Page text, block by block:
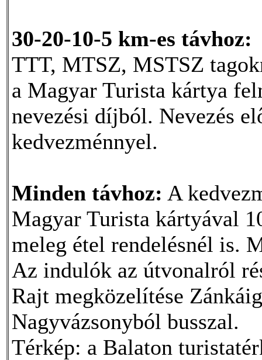
30-20-10-5 km-es távhoz:
TTT, MTSZ, MSTSZ
a Magyar Turista kártya
nevezési díjból. Nevezés
kedvezménnyel.
Minden távhoz: A
Magyar Turista kártyával
meleg étel rendelésnél is.
Az indulók az útvonalról
Rajt megközelítése
Nagyvázsonyból busszal.
Térkép: a Balaton